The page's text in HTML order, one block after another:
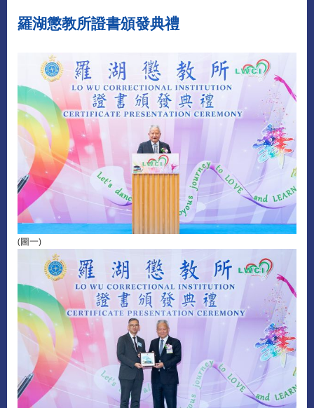
羅湖懲教所證書頒發典禮
(圖一)